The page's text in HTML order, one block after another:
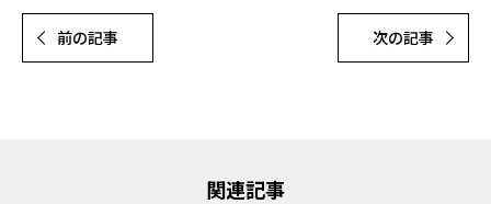
前の記事 次の記事
関連記事